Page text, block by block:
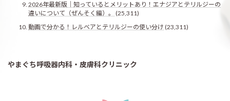
2026年最新版｜知っているとメリットあり！エナジアとテリルジーの
違いについて（ぜんそく編）。
(25,311)
動画で分かる！レルベアとテリルジーの使い分け (23,311)
やまぐち呼吸器内科・皮膚科クリニック